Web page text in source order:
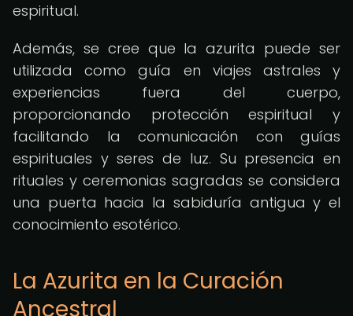
espiritual.
Además, se cree que la azurita puede ser
utilizada como guía en viajes astrales y
experiencias fuera del cuerpo,
proporcionando protección espiritual y
facilitando la comunicación con guías
espirituales y seres de luz. Su presencia en
rituales y ceremonias sagradas se considera
una puerta hacia la sabiduría antigua y el
conocimiento esotérico.
La Azurita en la Curación
Ancestral